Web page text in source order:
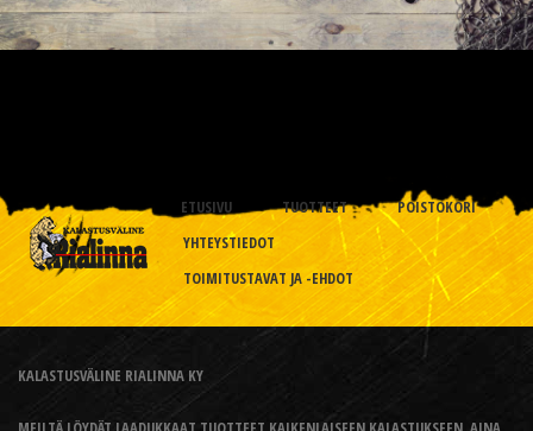
ETUSIVU TUOTTEET
POISTOKORI
YHTEYSTIEDOT
TOIMITUSTAVAT JA -EHDOT
KALASTUSVÄLINE RIALINNA KY